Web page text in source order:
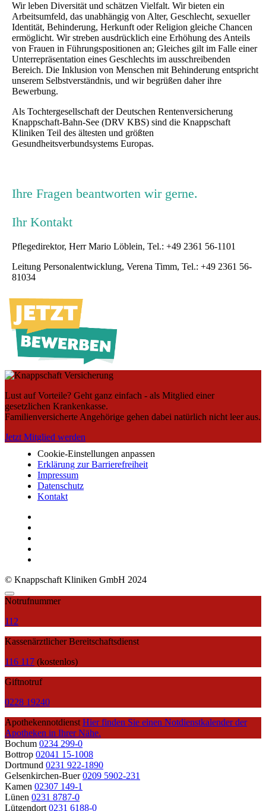
Wir leben Diversität und schätzen Vielfalt. Wir bieten ein
Arbeitsumfeld, das unabhängig von Alter, Geschlecht, sexueller
Identität, Behinderung, Herkunft oder Religion gleiche Chancen
ermöglicht. Wir streben ausdrücklich eine Erhöhung des Anteils
von Frauen in Führungspositionen an; Gleiches gilt im Falle einer
Unterrepräsentation eines Geschlechts im ausschreibenden
Bereich. Die Inklusion von Menschen mit Behinderung entspricht
unserem Selbstverständnis, und wir begrüßen daher ihre
Bewerbung.
Als Tochtergesellschaft der Deutschen Rentenversicherung
Knappschaft-Bahn-See (DRV KBS) sind die Knappschaft
Kliniken Teil des ältesten und größten
Gesundheitsverbundsystems Europas.
Ihre Fragen beantworten wir gerne.
Ihr Kontakt
Pflegedirektor, Herr Mario Löblein, Tel.: +49 2361 56-1101
Leitung Personalentwicklung, Verena Timm, Tel.: +49 2361 56-
81034
Lust auf Vorteile? Geht ganz einfach - als Mitglied einer
gesetzlichen Krankenkasse.
Familienversicherte Angehörige gehen dabei natürlich nicht leer aus.
Jetzt Mitglied werden
Cookie-Einstellungen anpassen
Erklärung zur Barrierefreiheit
Impressum
Datenschutz
Kontakt
© Knappschaft Kliniken GmbH 2024
Notrufnummer
112
Kassenärztlicher Bereitschaftsdienst
116 117 (kostenlos)
Giftnotruf
0228 19240
Apothekennotdienst Hier finden Sie einen Notdienstkalender der
Apotheken in Ihrer Nähe.
Bochum 0234 299-0
Bottrop 02041 15-1008
Dortmund 0231 922-1890
Gelsenkirchen-Buer 0209 5902-231
Kamen 02307 149-1
Lünen 0231 8787-0
Lütgendort 0231 6188-0